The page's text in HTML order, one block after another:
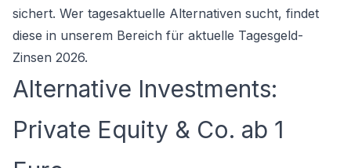
sichert. Wer tagesaktuelle Alternativen sucht, findet
diese in unserem Bereich für aktuelle Tagesgeld-
Zinsen 2026.
Alternative Investments:
Private Equity & Co. ab 1